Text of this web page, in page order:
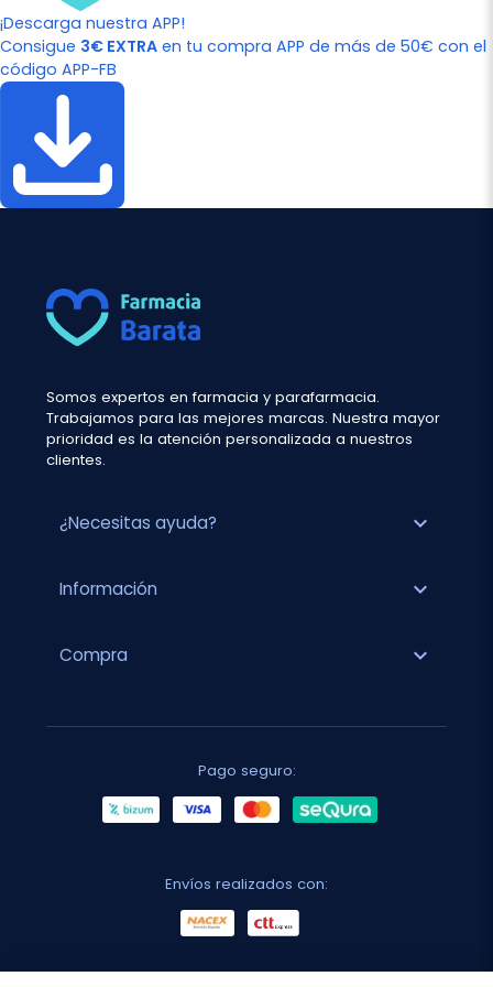
¡Descarga nuestra APP!
Consigue 3€ EXTRA en tu compra APP de más de 50€ con el
código APP-FB
Somos expertos en farmacia y parafarmacia.
Trabajamos para las mejores marcas. Nuestra mayor
prioridad es la atención personalizada a nuestros
clientes.
¿Necesitas ayuda? expand_more
Información expand_more
Compra expand_more
Pago seguro:
Envíos realizados con: